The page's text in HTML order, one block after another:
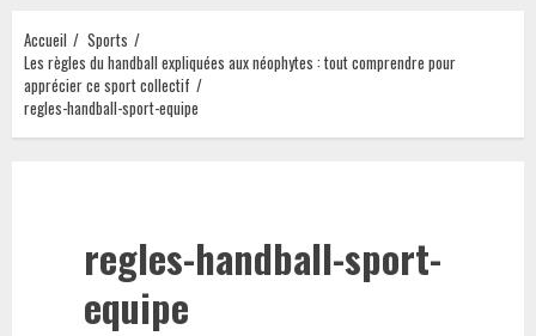
Accueil
Sports
Les règles du handball expliquées aux néophytes : tout comprendre pour
apprécier ce sport collectif
regles-handball-sport-equipe
regles-handball-sport-
equipe